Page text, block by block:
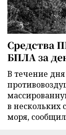
Средства
БПЛА за
В течение
в нескольких
моря,